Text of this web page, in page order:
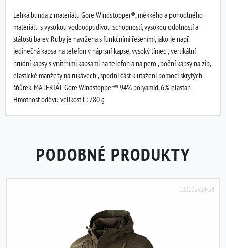
Lehká bunda z materiálu Gore Windstopper®, měkkého a pohodlného
materiálu s vysokou vodoodpudivou schopností, vysokou odolností a
stálostí barev. Ruby je navržena s funkčními řešeními, jako je např.
jedinečná kapsa na telefon v náprsní kapse, vysoký límec , vertikální
hrudní kapsy s vnitřními kapsami na telefon a na pero , boční kapsy na zip,
elastické manžety na rukávech , spodní část k utažení pomocí skrytých
šňůrek. MATERIÁL Gore Windstopper® 94% polyamid, 6% elastan
Hmotnost oděvu velikost L: 780 g
PODOBNÉ PRODUKTY
100105538-58